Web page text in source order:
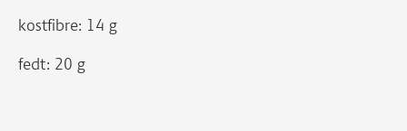
kostfibre: 14 g
fedt: 20 g